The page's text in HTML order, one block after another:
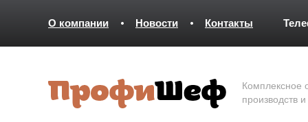
О компании Новости Контакты
Комплексное
производств